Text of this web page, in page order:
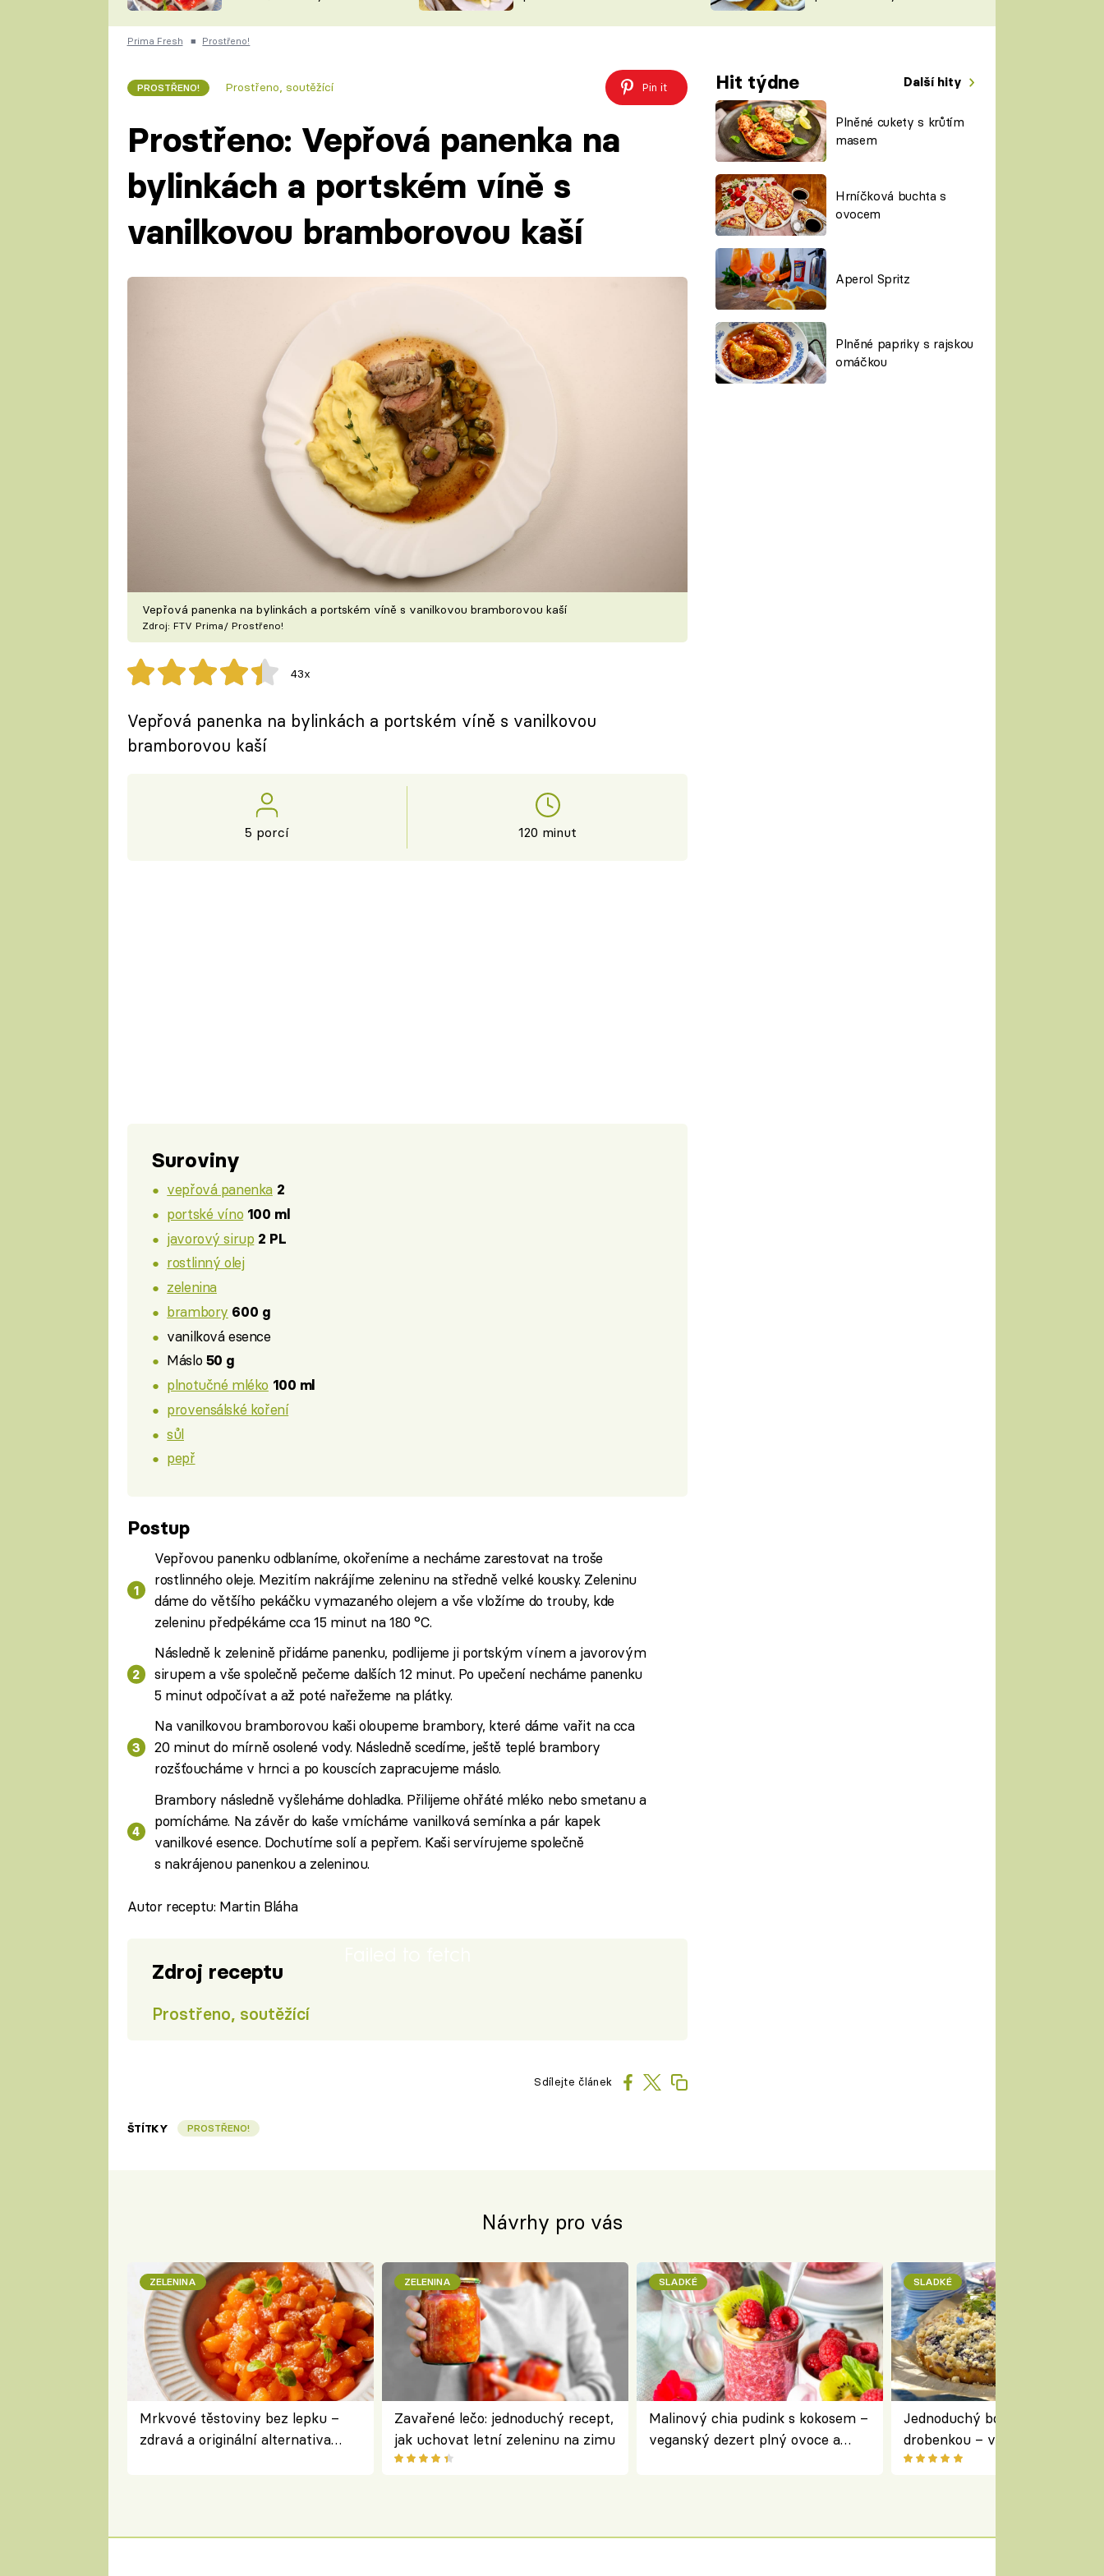
ČESKO NA TALÍŘI
KUCHAŘKA
VYCHYTÁVKY
ŠÉFREDAKTORKY
ČASOPIS
Prima Fresh ■ Prostřeno!
PROSTŘENO! Prostřeno, soutěžící Pin it Hit týdne Další hity
Plněné cukety s krůtím
masem
Hrníčková buchta s
ovocem
Aperol Spritz
Plněné papriky s rajskou
omáčkou
Prostřeno: Vepřová panenka na
bylinkách a portském víně s
vanilkovou bramborovou kaší
Vepřová panenka na bylinkách a portském víně s vanilkovou bramborovou kaší
Zdroj: FTV Prima/ Prostřeno!
43x
Vepřová panenka na bylinkách a portském víně s vanilkovou
bramborovou kaší
5 porcí 120 minut
Suroviny
vepřová panenka 2
portské víno 100 ml
javorový sirup 2 PL
rostlinný olej
zelenina
brambory 600 g
vanilková esence
Máslo 50 g
plnotučné mléko 100 ml
provensálské koření
sůl
pepř
Postup
Vepřovou panenku odblaníme, okořeníme a necháme zarestovat na troše
rostlinného oleje. Mezitím nakrájíme zeleninu na středně velké kousky. Zeleninu
dáme do většího pekáčku vymazaného olejem a vše vložíme do trouby, kde
zeleninu předpékáme cca 15 minut na 180 °C.
Následně k zelenině přidáme panenku, podlijeme ji portským vínem a javorovým
sirupem a vše společně pečeme dalších 12 minut. Po upečení necháme panenku
5 minut odpočívat a až poté nařežeme na plátky.
Na vanilkovou bramborovou kaši oloupeme brambory, které dáme vařit na cca
20 minut do mírně osolené vody. Následně scedíme, ještě teplé brambory
rozšťoucháme v hrnci a po kouscích zapracujeme máslo.
Brambory následně vyšleháme dohladka. Přilijeme ohřáté mléko nebo smetanu a
pomícháme. Na závěr do kaše vmícháme vanilková semínka a pár kapek
vanilkové esence. Dochutíme solí a pepřem. Kaši servírujeme společně
s nakrájenou panenkou a zeleninou.
Autor receptu: Martin Bláha
Zdroj receptu
Prostřeno, soutěžící
Sdílejte článek
ŠTÍTKY PROSTŘENO!
Návrhy pro vás
ZELENINA
Mrkvové těstoviny bez lepku –
zdravá a originální alternativa
ZELENINA
Zavařené lečo: jednoduchý recept,
jak uchovat letní zeleninu na zimu
SLADKÉ
Malinový chia pudink s kokosem –
veganský dezert plný ovoce a
SLADKÉ
Jednoduchý borůvkový koláč s
drobenkou – vláčný moučník
ovoce